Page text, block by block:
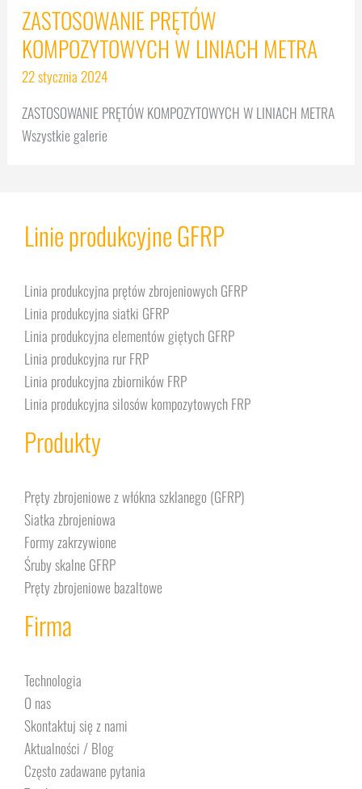
ZASTOSOWANIE PRĘTÓW
KOMPOZYTOWYCH W LINIACH METRA
22 stycznia 2024
ZASTOSOWANIE PRĘTÓW KOMPOZYTOWYCH W LINIACH METRA
Wszystkie galerie
Linie produkcyjne GFRP
Linia produkcyjna prętów zbrojeniowych GFRP
Linia produkcyjna siatki GFRP
Linia produkcyjna elementów giętych GFRP
Linia produkcyjna rur FRP
Linia produkcyjna zbiorników FRP
Linia produkcyjna silosów kompozytowych FRP
Produkty
Pręty zbrojeniowe z włókna szklanego (GFRP)
Siatka zbrojeniowa
Formy zakrzywione
Śruby skalne GFRP
Pręty zbrojeniowe bazaltowe
Firma
Technologia
O nas
Skontaktuj się z nami
Aktualności / Blog
Często zadawane pytania